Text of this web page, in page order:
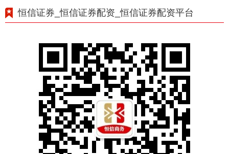
恒信证券_恒信证券配资_恒信证券配资平台